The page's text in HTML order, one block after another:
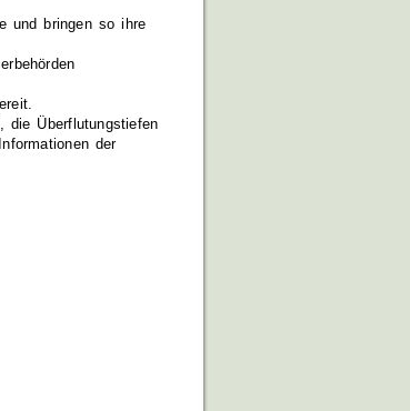
und bringen so ihre
die Überflutungstiefen
der